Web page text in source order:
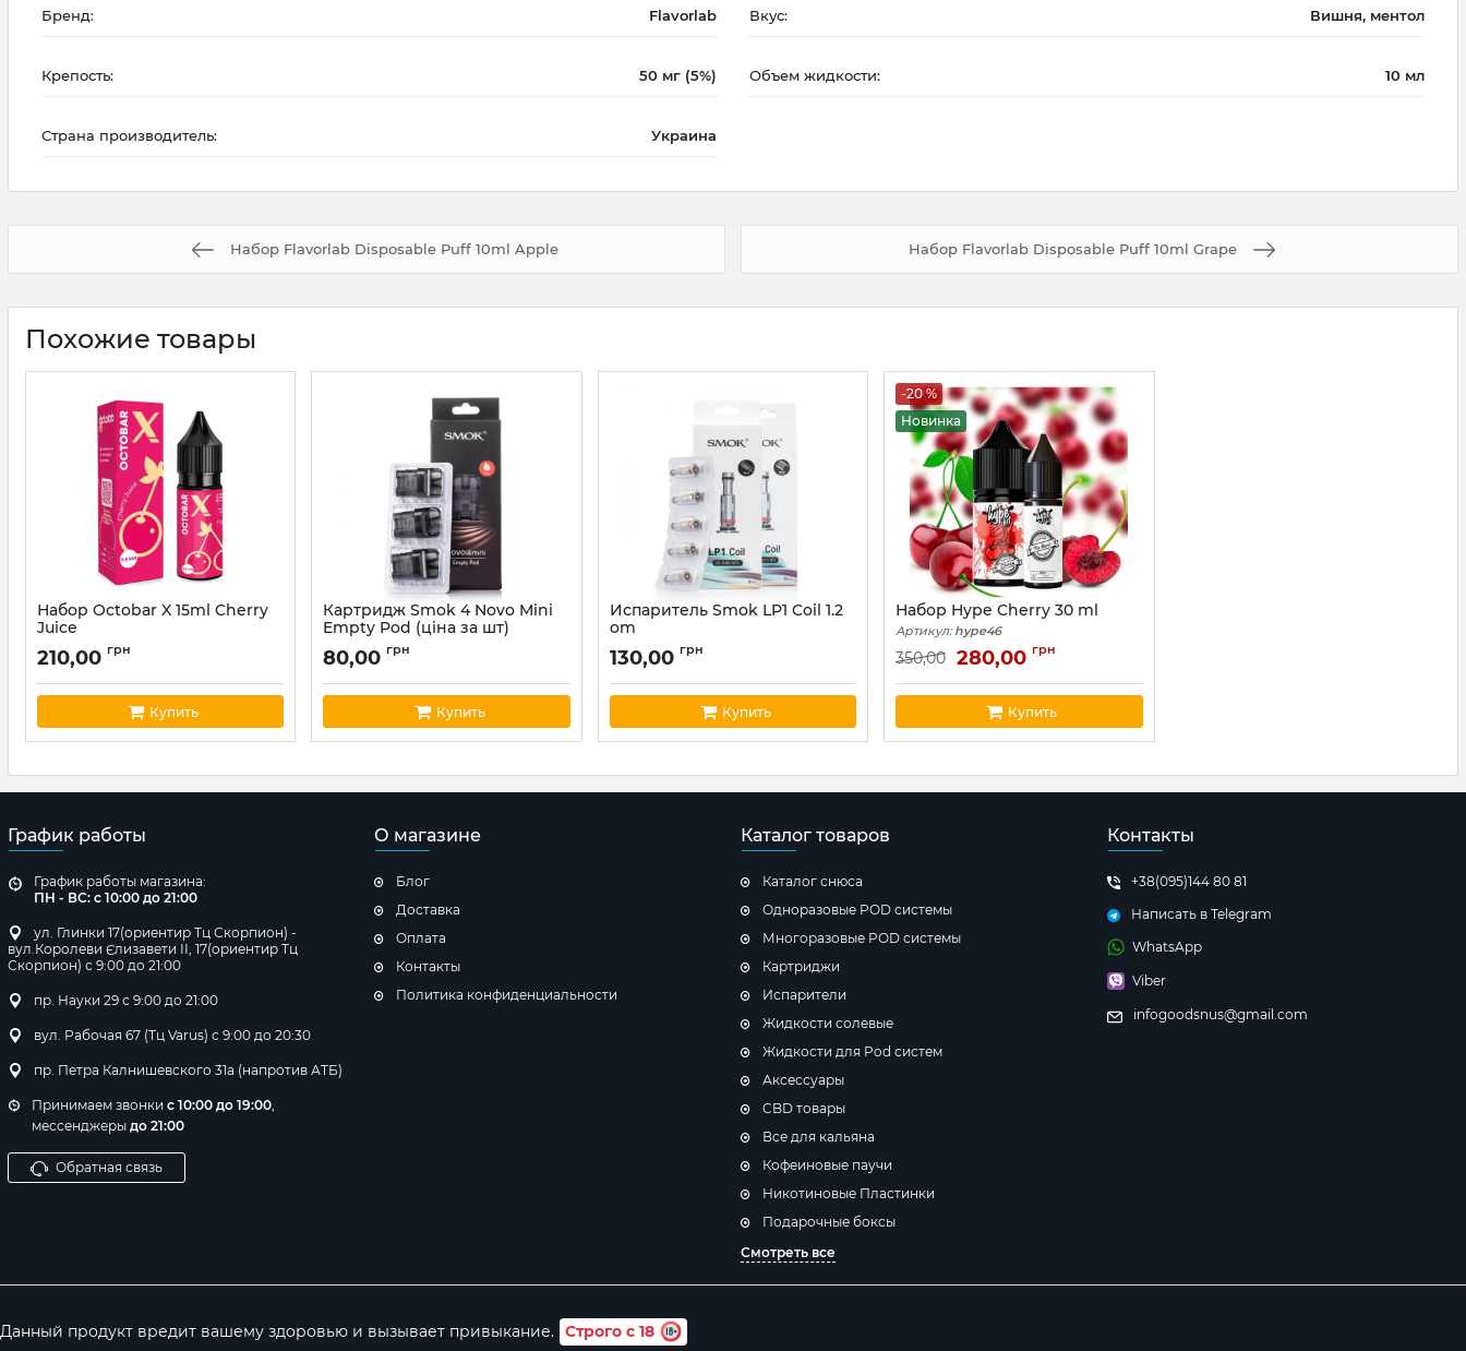
Бренд: Flavorlab Вкус: Вишня, ментол
Крепость: 50 мг (5%) Объем жидкости: 10 мл
Страна производитель: Украина
Набор Flavorlab Disposable Puff 10ml Apple Набор Flavorlab Disposable Puff 10ml Grape
Похожие товары
Набор Octobar X 15ml Cherry
Juice
Артикул:octobar60
210,00 грн
Купить
Картридж Smok 4 Novo Mini
Empty Pod (ціна за шт)
Артикул: smok10
80,00 грн
Купить
Испаритель Smok LP1 Coil 1.2
om
Артикул:smok05
130,00 грн
Купить
-20 %
Новинка
Набор Hype Cherry 30 ml
Артикул:hype46
350,00 280,00 грн
Купить
График работы
График работы магазина:
ПН - ВС: с 10:00 до 21:00
ул. Глинки 17(ориентир Тц Скорпион) -
вул.Королеви Єлизавети ІІ, 17(ориентир Тц
Скорпион) с 9:00 до 21:00
пр. Науки 29 с 9:00 до 21:00
вул. Рабочая 67 (Тц Varus) с 9:00 до 20:30
пр. Петра Калнишевского 31а (напротив АТБ)
Принимаем звонки с 10:00 до 19:00,
мессенджеры до 21:00
Обратная связь
О магазине
Блог
Доставка
Оплата
Контакты
Политика конфиденциальности
Каталог товаров
Каталог снюса
Одноразовые POD системы
Многоразовые POD системы
Картриджи
Испарители
Жидкости солевые
Жидкости для Pod систем
Аксессуары
CBD товары
Все для кальяна
Кофеиновые паучи
Никотиновые Пластинки
Подарочные боксы
Смотреть все
Контакты
+38(095)144 80 81
Написать в Telegram
WhatsApp
Viber
infogoodsnus@gmail.com
Данный продукт вредит вашему здоровью и вызывает привыкание. Строго с 18